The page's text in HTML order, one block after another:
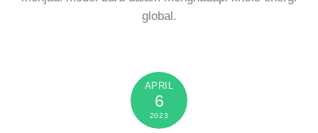
global.
APRIL
6
2023